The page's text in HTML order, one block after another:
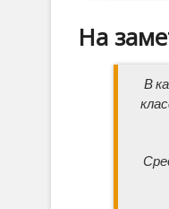
На
В